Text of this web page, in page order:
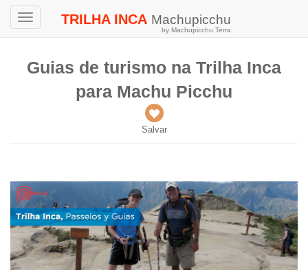
Toggle
TRILHA INCA Machupicchu
by Machupicchu Terra
Guias de turismo na Trilha Inca
para Machu Picchu
Salvar